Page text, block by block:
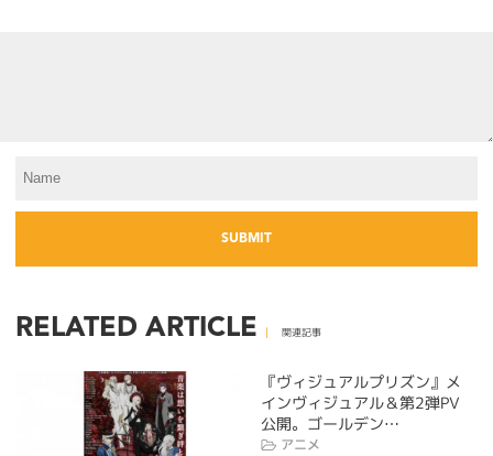
RELATED ARTICLE 関連記事
『ヴィジュアルプリズン』メ
インヴィジュアル＆第2弾PV
公開。ゴールデン…
アニメ